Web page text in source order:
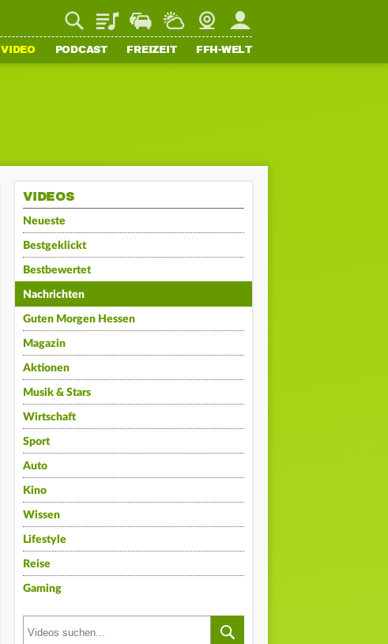
PlaylistStaupilotWetterWebcamMein FFH
VIDEO PODCAST FREIZEIT FFH-WELT
VIDEOS
Neueste
Bestgeklickt
Bestbewertet
Nachrichten
Guten Morgen Hessen
Magazin
Aktionen
Musik & Stars
Wirtschaft
Sport
Auto
Kino
Wissen
Lifestyle
Reise
Gaming